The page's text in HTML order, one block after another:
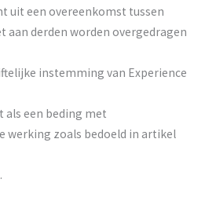
uit een overeenkomst tussen
aan derden worden overgedragen
instemming van Experience
als een beding met
werking zoals bedoeld in artikel